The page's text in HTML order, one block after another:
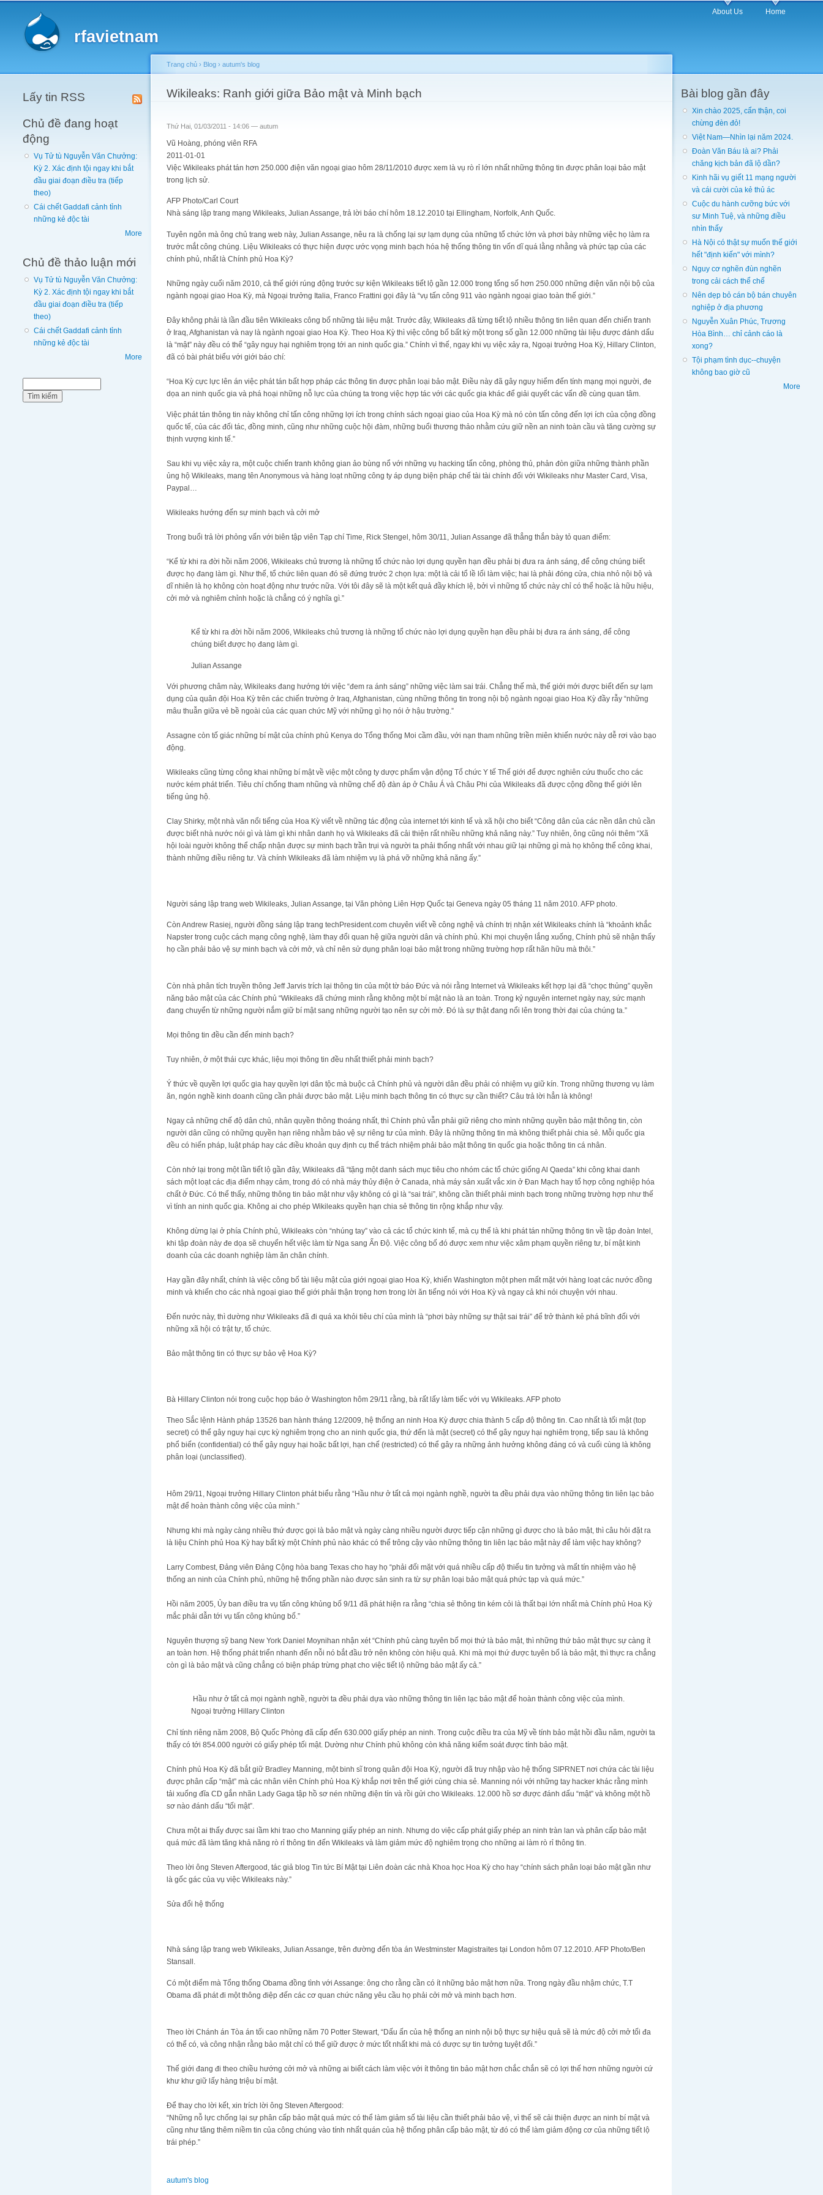
rfavietnam
About Us Home
Lấy tin RSS
Chủ đề đang hoạt
động
Vụ Tử tù Nguyễn Văn Chưởng:
Kỳ 2. Xác định tội ngay khi bắt
đầu giai đoạn điều tra (tiếp
theo)
Cái chết Gaddafi cảnh tỉnh
những kẻ độc tài
More
Chủ đề thảo luận mới
Vụ Tử tù Nguyễn Văn Chưởng:
Kỳ 2. Xác định tội ngay khi bắt
đầu giai đoạn điều tra (tiếp
theo)
Cái chết Gaddafi cảnh tỉnh
những kẻ độc tài
More
You are here
Trang chủ › Blog › autum's blog
Wikileaks: Ranh giới giữa Bảo mật và Minh bạch
Thứ Hai, 01/03/2011 - 14:06 — autum
Vũ Hoàng, phóng viên RFA
2011-01-01
Việc Wikileaks phát tán hơn 250.000 điện văn ngoại giao hôm 28/11/2010 được xem là vụ rò rỉ lớn nhất những thông tin được phân loại bảo mật
trong lịch sử.
AFP Photo/Carl Court
Nhà sáng lập trang mạng Wikileaks, Julian Assange, trả lời báo chí hôm 18.12.2010 tại Ellingham, Norfolk, Anh Quốc.
Tuyên ngôn mà ông chủ trang web này, Julian Assange, nêu ra là chống lại sự lạm dụng của những tổ chức lớn và phơi bày những việc họ làm ra
trước mắt công chúng. Liệu Wikileaks có thực hiện được ước vọng minh bạch hóa hệ thống thông tin vốn dĩ quá lằng nhằng và phức tạp của các
chính phủ, nhất là Chính phủ Hoa Kỳ?
Những ngày cuối năm 2010, cả thế giới rúng động trước sự kiện Wikileaks tiết lộ gần 12.000 trong tổng số hơn 250.000 những điện văn nội bộ của
ngành ngoại giao Hoa Kỳ, mà Ngoại trưởng Italia, Franco Frattini gọi đây là “vụ tấn công 911 vào ngành ngoại giao toàn thế giới.”
Đây không phải là lần đầu tiên Wikileaks công bố những tài liệu mật. Trước đây, Wikileaks đã từng tiết lộ nhiều thông tin liên quan đến chiến tranh
ở Iraq, Afghanistan và nay là ngành ngoại giao Hoa Kỳ. Theo Hoa Kỳ thì việc công bố bất kỳ một trong số gần 12.000 những tài liệu được đánh dấu
là “mật” này đều có thể “gây nguy hại nghiêm trọng tới an ninh quốc gia.” Chính vì thế, ngay khi vụ việc xảy ra, Ngoại trưởng Hoa Kỳ, Hillary Clinton,
đã có bài phát biểu với giới báo chí:
“Hoa Kỳ cực lực lên án việc phát tán bất hợp pháp các thông tin được phân loại bảo mật. Điều này đã gây nguy hiểm đến tính mạng mọi người, đe
dọa an ninh quốc gia và phá hoại những nỗ lực của chúng ta trong việc hợp tác với các quốc gia khác để giải quyết các vấn đề cùng quan tâm.
Việc phát tán thông tin này không chỉ tấn công những lợi ích trong chính sách ngoại giao của Hoa Kỳ mà nó còn tấn công đến lợi ích của cộng đồng
quốc tế, của các đối tác, đồng minh, cũng như những cuộc hội đàm, những buổi thương thảo nhằm cứu giữ nền an ninh toàn cầu và tăng cường sự
thịnh vượng kinh tế.”
Sau khi vụ việc xảy ra, một cuộc chiến tranh không gian ảo bùng nổ với những vụ hacking tấn công, phòng thủ, phản đòn giữa những thành phần
ủng hộ Wikileaks, mang tên Anonymous và hàng loạt những công ty áp dụng biện pháp chế tài tài chính đối với Wikileaks như Master Card, Visa,
Paypal…
Wikileaks hướng đến sự minh bạch và cởi mở
Trong buổi trả lời phỏng vấn với biên tập viên Tạp chí Time, Rick Stengel, hôm 30/11, Julian Assange đã thẳng thắn bày tỏ quan điểm:
“Kể từ khi ra đời hồi năm 2006, Wikileaks chủ trương là những tổ chức nào lợi dụng quyền hạn đều phải bị đưa ra ánh sáng, để công chúng biết
được họ đang làm gì. Như thế, tổ chức liên quan đó sẽ đứng trước 2 chọn lựa: một là cải tổ lề lối làm việc; hai là phải đóng cửa, chia nhỏ nội bộ và
dĩ nhiên là họ không còn hoạt động như trước nữa. Với tôi đây sẽ là một kết quả đầy khích lệ, bởi vì những tổ chức này chỉ có thể hoặc là hữu hiệu,
cởi mở và nghiêm chỉnh hoặc là chẳng có ý nghĩa gì.”
Kể từ khi ra đời hồi năm 2006, Wikileaks chủ trương là những tổ chức nào lợi dụng quyền hạn đều phải bị đưa ra ánh sáng, để công
chúng biết được họ đang làm gì.
Julian Assange
Với phương châm này, Wikileaks đang hướng tới việc “đem ra ánh sáng” những việc làm sai trái. Chẳng thế mà, thế giới mới được biết đến sự lạm
dụng của quân đội Hoa Kỳ trên các chiến trường ở Iraq, Afghanistan, cùng những thông tin trong nội bộ ngành ngoại giao Hoa Kỳ đầy rẫy “những
mâu thuẫn giữa vẻ bề ngoài của các quan chức Mỹ với những gì họ nói ở hậu trường.”
Assagne còn tố giác những bí mật của chính phủ Kenya do Tổng thống Moi cầm đầu, với nạn tham nhũng triền miên khiến nước này dễ rơi vào bạo
động.
Wikileaks cũng từng công khai những bí mật về việc một công ty dược phẩm vận động Tổ chức Y tế Thế giới để được nghiên cứu thuốc cho các
nước kém phát triển. Tiêu chí chống tham nhũng và những chế độ đàn áp ở Châu Á và Châu Phi của Wikileaks đã được cộng đồng thế giới lên
tiếng ủng hộ.
Clay Shirky, một nhà văn nổi tiếng của Hoa Kỳ viết về những tác động của internet tới kinh tế và xã hội cho biết “Công dân của các nền dân chủ cần
được biết nhà nước nói gì và làm gì khi nhân danh họ và Wikileaks đã cải thiện rất nhiều những khả năng này.” Tuy nhiên, ông cũng nói thêm “Xã
hội loài người không thể chấp nhận được sự minh bạch trần trụi và người ta phải thống nhất với nhau giữ lại những gì mà họ không thể công khai,
thành những điều riêng tư. Và chính Wikileaks đã làm nhiệm vụ là phá vỡ những khả năng ấy.”
Người sáng lập trang web Wikileaks, Julian Assange, tại Văn phòng Liên Hợp Quốc tại Geneva ngày 05 tháng 11 năm 2010. AFP photo.
Còn Andrew Rasiej, người đồng sáng lập trang techPresident.com chuyên viết về công nghệ và chính trị nhận xét Wikileaks chính là “khoảnh khắc
Napster trong cuộc cách mạng công nghệ, làm thay đổi quan hệ giữa người dân và chính phủ. Khi mọi chuyện lắng xuống, Chính phủ sẽ nhận thấy
họ cần phải bảo vệ sự minh bạch và cởi mở, và chỉ nên sử dụng phân loại bảo mật trong những trường hợp rất hãn hữu mà thôi.”
Còn nhà phân tích truyền thông Jeff Jarvis trích lại thông tin của một tờ báo Đức và nói rằng Internet và Wikileaks kết hợp lại đã “chọc thủng” quyền
năng bảo mật của các Chính phủ “Wikileaks đã chứng minh rằng không một bí mật nào là an toàn. Trong kỷ nguyên internet ngày nay, sức mạnh
đang chuyển từ những người nắm giữ bí mật sang những người tạo nên sự cởi mở. Đó là sự thật đang nổi lên trong thời đại của chúng ta.”
Mọi thông tin đều cần đến minh bạch?
Tuy nhiên, ở một thái cực khác, liệu mọi thông tin đều nhất thiết phải minh bạch?
Ý thức về quyền lợi quốc gia hay quyền lợi dân tộc mà buộc cả Chính phủ và người dân đều phải có nhiệm vụ giữ kín. Trong những thương vụ làm
ăn, ngón nghề kinh doanh cũng cần phải được bảo mật. Liệu minh bạch thông tin có thực sự cần thiết? Câu trả lời hẳn là không!
Ngay cả những chế độ dân chủ, nhân quyền thông thoáng nhất, thì Chính phủ vẫn phải giữ riêng cho mình những quyền bảo mật thông tin, còn
người dân cũng có những quyền hạn riêng nhằm bảo vệ sự riêng tư của mình. Đây là những thông tin mà không thiết phải chia sẻ. Mỗi quốc gia
đều có hiến pháp, luật pháp hay các điều khoản quy định cụ thể trách nhiệm phải bảo mật thông tin quốc gia hoặc thông tin cá nhân.
Còn nhớ lại trong một lần tiết lộ gần đây, Wikileaks đã “tặng một danh sách mục tiêu cho nhóm các tổ chức giống Al Qaeda” khi công khai danh
sách một loạt các địa điểm nhạy cảm, trong đó có nhà máy thủy điện ở Canada, nhà máy sản xuất vắc xin ở Đan Mạch hay tổ hợp công nghiệp hóa
chất ở Đức. Có thể thấy, những thông tin bảo mật như vậy không có gì là “sai trái”, không cần thiết phải minh bạch trong những trường hợp như thế
vì tính an ninh quốc gia. Không ai cho phép Wikileaks quyền hạn chia sẻ thông tin rộng khắp như vậy.
Không dừng lại ở phía Chính phủ, Wikileaks còn “nhúng tay” vào cả các tổ chức kinh tế, mà cụ thể là khi phát tán những thông tin về tập đoàn Intel,
khi tập đoàn này đe dọa sẽ chuyển hết việc làm từ Nga sang Ấn Độ. Việc công bố đó được xem như việc xâm phạm quyền riêng tư, bí mật kinh
doanh của các doanh nghiệp làm ăn chân chính.
Hay gần đây nhất, chính là việc công bố tài liệu mật của giới ngoại giao Hoa Kỳ, khiến Washington một phen mất mặt với hàng loạt các nước đồng
minh và khiến cho các nhà ngoại giao thế giới phải thận trọng hơn trong lời ăn tiếng nói với Hoa Kỳ và ngay cả khi nói chuyện với nhau.
Đến nước này, thì dường như Wikileaks đã đi quá xa khỏi tiêu chí của mình là “phơi bày những sự thật sai trái” để trở thành kẻ phá bĩnh đối với
những xã hội có trật tự, tổ chức.
Bảo mật thông tin có thực sự bảo vệ Hoa Kỳ?
Bà Hillary Clinton nói trong cuộc họp báo ở Washington hôm 29/11 rằng, bà rất lấy làm tiếc với vụ Wikileaks. AFP photo
Theo Sắc lệnh Hành pháp 13526 ban hành tháng 12/2009, hệ thống an ninh Hoa Kỳ được chia thành 5 cấp độ thông tin. Cao nhất là tối mật (top
secret) có thể gây nguy hại cực kỳ nghiêm trọng cho an ninh quốc gia, thứ đến là mật (secret) có thể gây nguy hại nghiêm trọng, tiếp sau là không
phổ biến (confidential) có thể gây nguy hại hoặc bất lợi, hạn chế (restricted) có thể gây ra những ảnh hưởng không đáng có và cuối cùng là không
phân loại (unclassified).
Hôm 29/11, Ngoại trưởng Hillary Clinton phát biểu rằng “Hầu như ở tất cả mọi ngành nghề, người ta đều phải dựa vào những thông tin liên lạc bảo
mật để hoàn thành công việc của mình.”
Nhưng khi mà ngày càng nhiều thứ được gọi là bảo mật và ngày càng nhiều người được tiếp cận những gì được cho là bảo mật, thì câu hỏi đặt ra
là liệu Chính phủ Hoa Kỳ hay bất kỳ một Chính phủ nào khác có thể trông cậy vào những thông tin liên lạc bảo mật này để làm việc hay không?
Larry Combest, Đảng viên Đảng Cộng hòa bang Texas cho hay họ “phải đối mặt với quá nhiều cấp độ thiếu tin tưởng và mất tín nhiệm vào hệ
thống an ninh của Chính phủ, những hệ thống phần nào được sản sinh ra từ sự phân loại bảo mật quá phức tạp và quá mức.”
Hồi năm 2005, Ủy ban điều tra vụ tấn công khủng bố 9/11 đã phát hiện ra rằng “chia sẻ thông tin kém cỏi là thất bại lớn nhất mà Chính phủ Hoa Kỳ
mắc phải dẫn tới vụ tấn công khủng bố.”
Nguyên thượng sỹ bang New York Daniel Moynihan nhận xét “Chính phủ càng tuyên bố mọi thứ là bảo mật, thì những thứ bảo mật thực sự càng ít
an toàn hơn. Hệ thống phát triển nhanh đến nỗi nó bắt đầu trở nên không còn hiệu quả. Khi mà mọi thứ được tuyên bố là bảo mật, thì thực ra chẳng
còn gì là bảo mật và cũng chẳng có biện pháp trừng phạt cho việc tiết lộ những bảo mật ấy cả.”
Hầu như ở tất cả mọi ngành nghề, người ta đều phải dựa vào những thông tin liên lạc bảo mật để hoàn thành công việc của mình.
Ngoại trưởng Hillary Clinton
Chỉ tính riêng năm 2008, Bộ Quốc Phòng đã cấp đến 630.000 giấy phép an ninh. Trong cuộc điều tra của Mỹ về tính bảo mật hồi đầu năm, người ta
thấy có tới 854.000 người có giấy phép tối mật. Dường như Chính phủ không còn khả năng kiểm soát được tính bảo mật.
Chính phủ Hoa Kỳ đã bắt giữ Bradley Manning, một binh sĩ trong quân đội Hoa Kỳ, người đã truy nhập vào hệ thống SIPRNET nơi chứa các tài liệu
được phân cấp “mật” mà các nhân viên Chính phủ Hoa Kỳ khắp nơi trên thế giới cùng chia sẻ. Manning nói với những tay hacker khác rằng mình
tải xuống đĩa CD gắn nhãn Lady Gaga tập hồ sơ nén những điện tín và rồi gửi cho Wikileaks. 12.000 hồ sơ được đánh dấu “mật” và không một hồ
sơ nào đánh dấu “tối mật”.
Chưa một ai thấy được sai lầm khi trao cho Manning giấy phép an ninh. Nhưng do việc cấp phát giấy phép an ninh tràn lan và phân cấp bảo mật
quá mức đã làm tăng khả năng rò rỉ thông tin đến Wikileaks và làm giảm mức độ nghiêm trọng cho những ai làm rò rỉ thông tin.
Theo lời ông Steven Aftergood, tác giả blog Tin tức Bí Mật tại Liên đoàn các nhà Khoa học Hoa Kỳ cho hay “chính sách phân loại bảo mật gần như
là gốc gác của vụ việc Wikileaks này.”
Sửa đổi hệ thống
Nhà sáng lập trang web Wikileaks, Julian Assange, trên đường đến tòa án Westminster Magistraites tại London hôm 07.12.2010. AFP Photo/Ben
Stansall.
Có một điểm mà Tổng thống Obama đồng tình với Assange: ông cho rằng cần có ít những bảo mật hơn nữa. Trong ngày đầu nhậm chức, T.T
Obama đã phát đi một thông điệp đến các cơ quan chức năng yêu cầu họ phải cởi mở và minh bạch hơn.
Theo lời Chánh án Tòa án tối cao những năm 70 Potter Stewart, “Dấu ấn của hệ thống an ninh nội bộ thực sự hiệu quả sẽ là mức độ cởi mở tối đa
có thể có, và công nhận rằng bảo mật chỉ có thể giữ được ở mức tốt nhất khi mà có được sự tin tưởng tuyệt đối.”
Thế giới đang đi theo chiều hướng cởi mở và những ai biết cách làm việc với ít thông tin bảo mật hơn chắc chắn sẽ có lợi thế hơn những người cứ
khư khư giữ lấy hàng triệu bí mật.
Để thay cho lời kết, xin trích lời ông Steven Aftergood:
“Những nỗ lực chống lại sự phân cấp bảo mật quá mức có thể làm giảm số tài liệu cần thiết phải bảo vệ, vì thế sẽ cải thiện được an ninh bí mật và
cũng như tăng thêm niềm tin của công chúng vào tính nhất quán của hệ thống phân cấp bảo mật, từ đó có thể làm giảm động cơ của những tiết lộ
trái phép.”
autum's blog
Bài blog gần đây
Xin chào 2025, cẩn thận, coi
chừng đèn đỏ!
Việt Nam—Nhìn lại năm 2024.
Đoàn Văn Báu là ai? Phải
chăng kịch bản đã lộ dần?
Kinh hãi vụ giết 11 mạng người
và cái cười của kẻ thủ ác
Cuộc du hành cưỡng bức với
sư Minh Tuệ, và những điều
nhìn thấy
Hà Nội có thật sự muốn thế giới
hết "định kiến" với mình?
Nguy cơ nghẽn đùn nghẽn
trong cải cách thể chế
Nên dẹp bỏ cán bộ bán chuyên
nghiệp ở địa phương
Nguyễn Xuân Phúc, Trương
Hòa Bình… chỉ cảnh cáo là
xong?
Tội phạm tình dục--chuyện
không bao giờ cũ
More